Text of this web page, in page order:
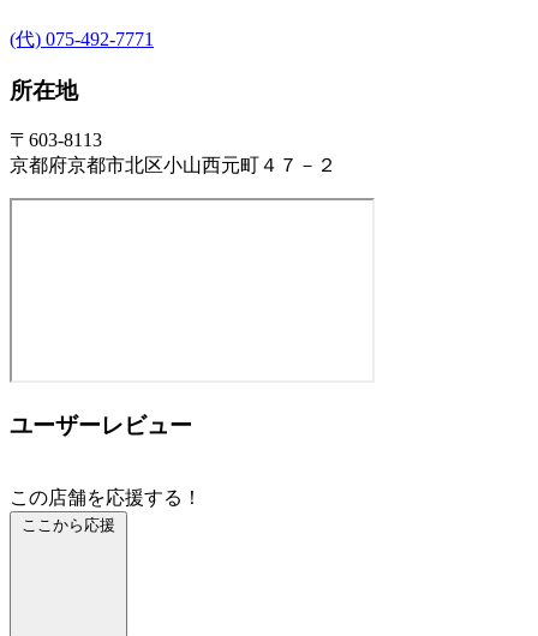
(代) 075-492-7771
所在地
〒603-8113
京都府京都市北区小山西元町４７－２
ユーザーレビュー
この店舗を応援する！
ここから応援